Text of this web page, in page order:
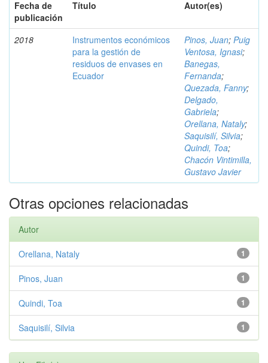
Fecha de
publicación
Título Autor(es)
2018
Instrumentos económicos
para la gestión de
residuos de envases en
Ecuador
Pinos, Juan; Puig
Ventosa, Ignasi;
Banegas,
Fernanda;
Quezada, Fanny;
Delgado,
Gabriela;
Orellana, Nataly;
Saquisilí, Silvia;
Quindi, Toa;
Chacón Vintimilla,
Gustavo Javier
Otras opciones relacionadas
Autor
1
Orellana, Nataly
1
Pinos, Juan
1
Quindi, Toa
1
Saquisilí, Silvia